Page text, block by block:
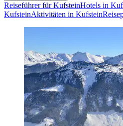
Reiseführer für KufsteinHotels in
KufsteinAktivitäten in Kufstein